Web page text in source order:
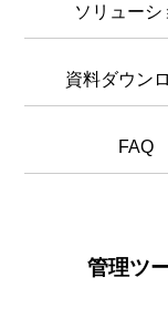
ソリューシ
資料ダウン
FAQ
管理ツ